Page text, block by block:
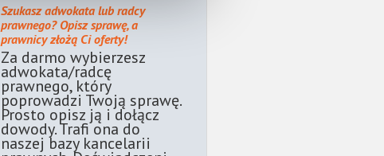
Szukasz adwokata lub radcy
prawnego? Opisz sprawę, a
prawnicy złożą Ci oferty!
Za darmo wybierzesz
adwokata/radcę
prawnego, który
poprowadzi Twoją sprawę.
Prosto opisz ją i dołącz
dowody. Trafi ona do
naszej bazy kancelarii